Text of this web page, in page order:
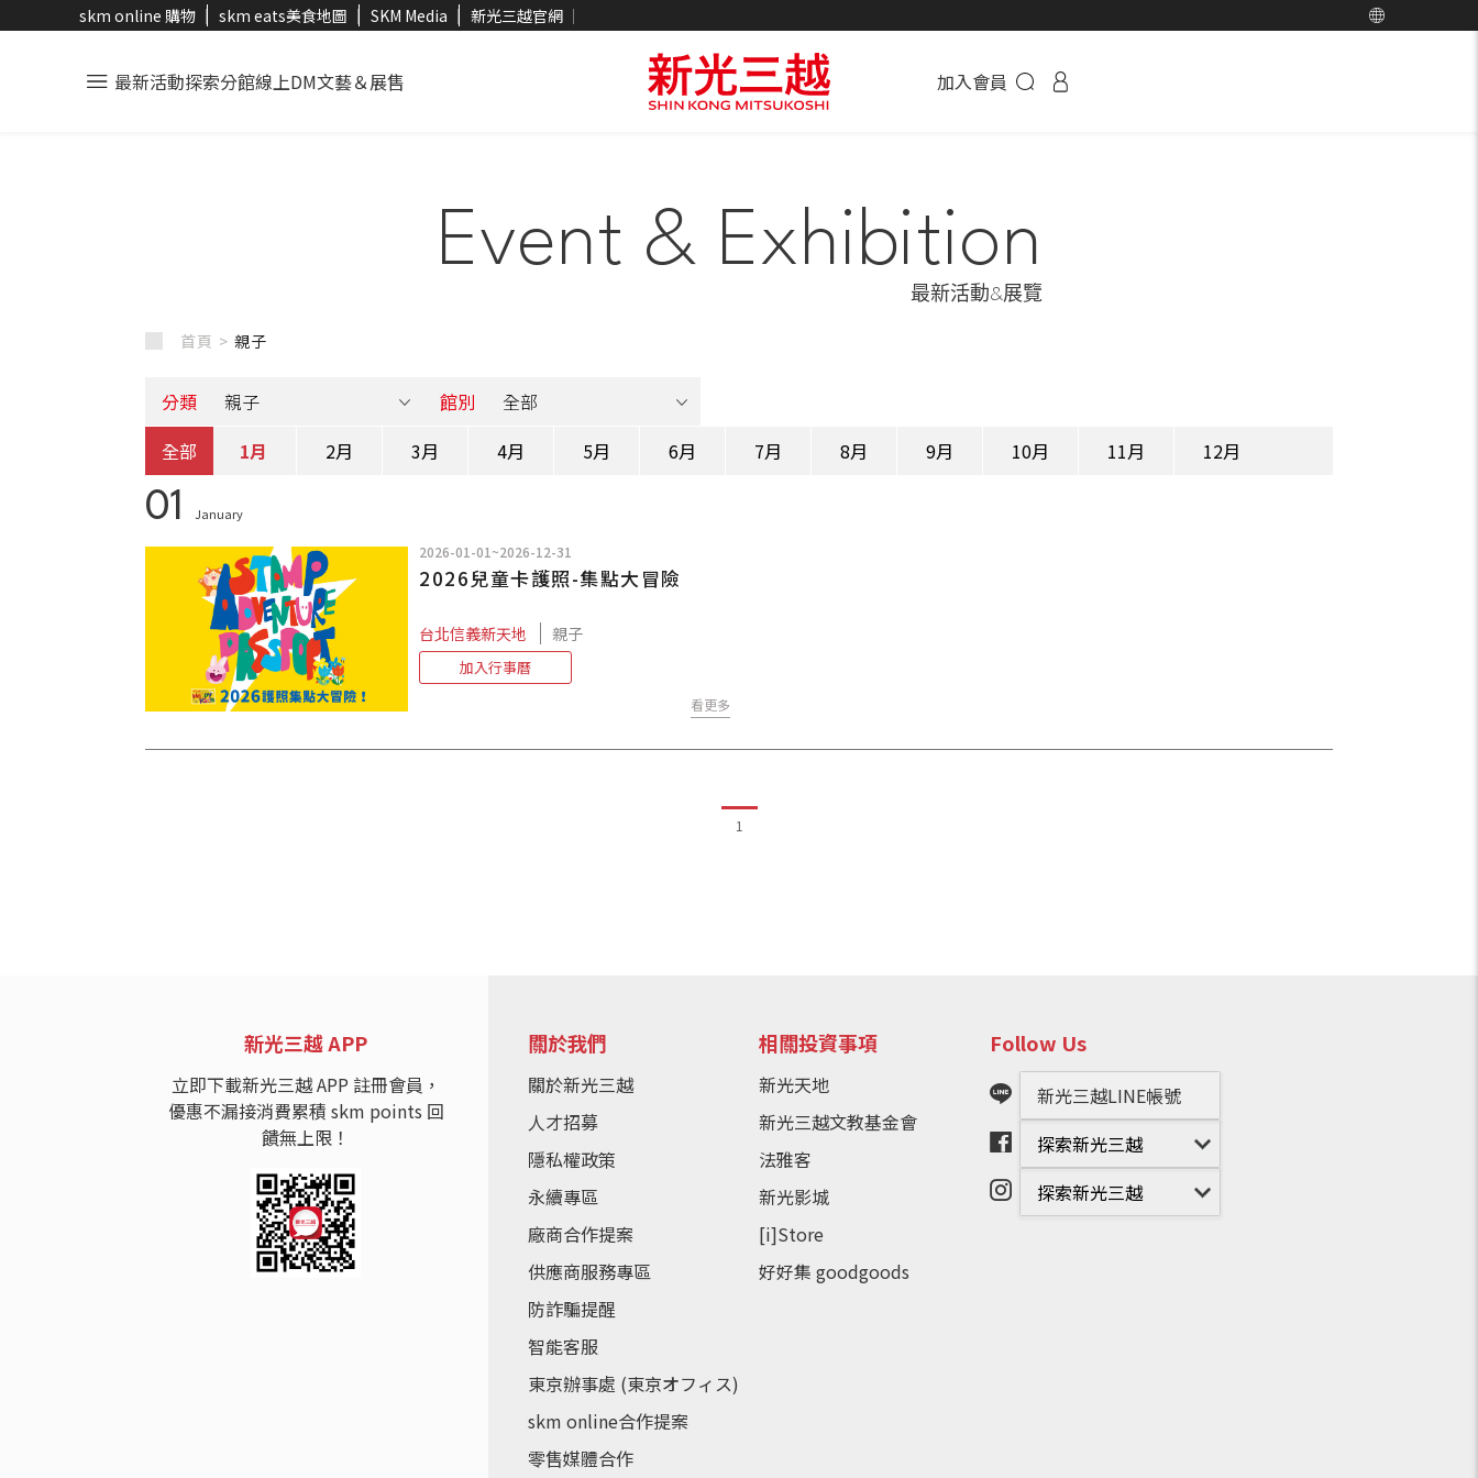
skm online 購物 skm eats美食地圖 SKM Media 新光三越官網
最新活動探索分館線上DM文藝＆展售 加入會員
Event & Exhibition
最新活動&展覽
首頁 > 親子
分類
館別
全部
1月 2月 3月 4月 5月 6月 7月 8月 9月 10月 11月 12月
01 January
2026-01-01~2026-12-31
2026兒童卡護照-集點大冒險
台北信義新天地 親子
加入行事曆
看更多
1
新光三越 APP
立即下載新光三越 APP 註冊會員，
優惠不漏接消費累積 skm points 回
饋無上限！
關於我們
關於新光三越
人才招募
隱私權政策
永續專區
廠商合作提案
供應商服務專區
防詐騙提醒
智能客服
東京辦事處 (東京オフィス)
skm online合作提案
零售媒體合作
相關投資事項
新光天地
新光三越文教基金會
法雅客
新光影城
[i]Store
好好集 goodgoods
Follow Us
新光三越LINE帳號